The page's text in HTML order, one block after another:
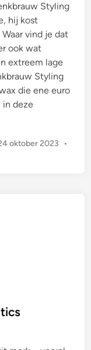
Styling
hij kost
vind je dat
ook wat
extreem lage
Styling
die ene euro
in deze
oktober 2023
•